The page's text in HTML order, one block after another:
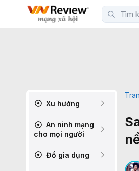
Xu hướng
An ninh mạng
cho mọi người
Đồ gia dụng